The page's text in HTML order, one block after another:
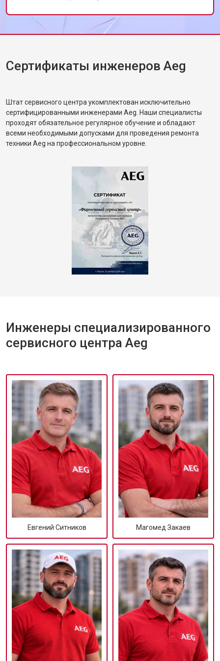
ровно, шум минимальный. Дал
рекомендации по загрузке белья. Жена
сказала, что машинка будто новая.
Сертификаты инженеров Aeg
Штат сервисного центра укомплектован исключительно
сертифицированными инженерами Aeg. Наши специалисты
проходят обязательное регулярное обучение и обладают
всеми необходимыми допусками для проведения ремонта
техники Aeg на профессиональном уровне.
Инженеры специализированного
сервисного центра Aeg
Евгений Ситников Магомед Закаев